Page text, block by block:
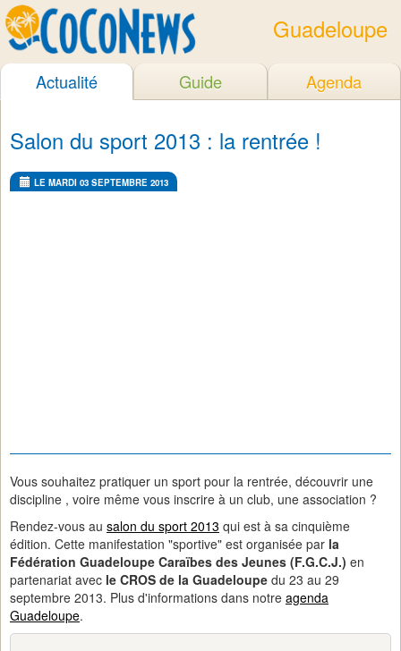
Guadeloupe
Actualité Guide Agenda
Salon du sport 2013 : la rentrée !
LE MARDI 03 SEPTEMBRE 2013
Vous souhaitez pratiquer un sport pour la rentrée, découvrir une
discipline , voire même vous inscrire à un club, une association ?
Rendez-vous au salon du sport 2013 qui est à sa cinquième
édition. Cette manifestation "sportive" est organisée par la
Fédération Guadeloupe Caraïbes des Jeunes (F.G.C.J.) en
partenariat avec le CROS de la Guadeloupe du 23 au 29
septembre 2013. Plus d'informations dans notre agenda
Guadeloupe.